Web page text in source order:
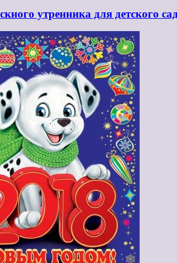
утренника для детского